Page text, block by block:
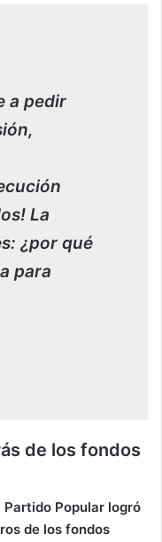
a pedir
La
¿por qué
para
de los fondos
Partido Popular logró
de los fondos